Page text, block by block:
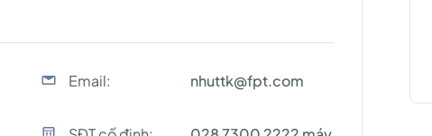
Email: nhuttk@fpt.com